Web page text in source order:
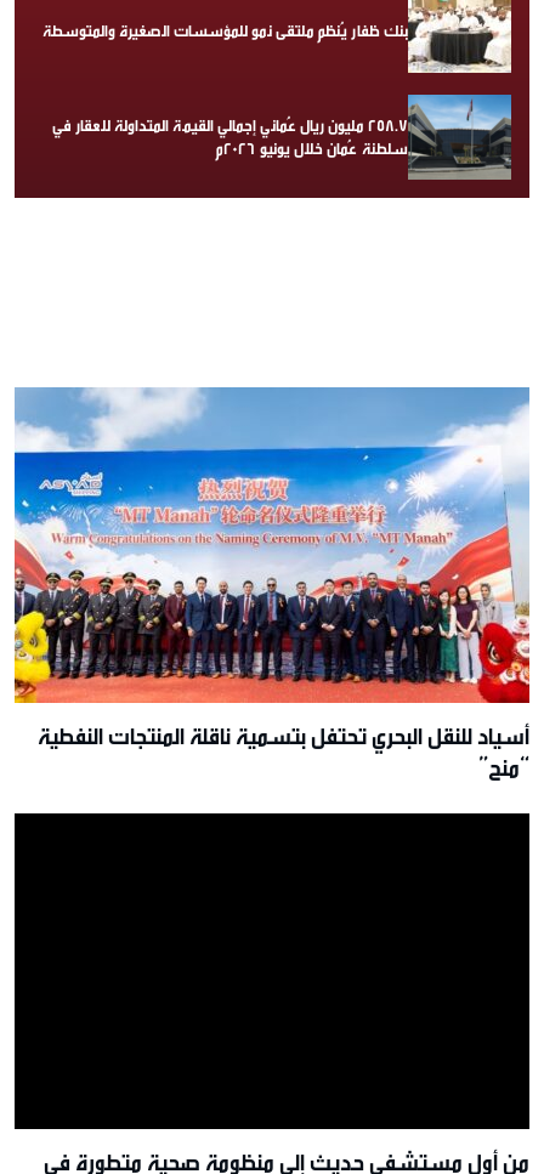
بنك ظفار يُنظم ملتقى نمو للمؤسسات الصغيرة والمتوسطة
258.7 مليون ريال عُماني إجمالي القيمة المتداولة للعقار في
سلطنة عُمان خلال يونيو 2026م
أسياد للنقل البحري تحتفل بتسمية ناقلة المنتجات النفطية
“منح”
من أول مستشفى حديث إلى منظومة صحية متطورة في